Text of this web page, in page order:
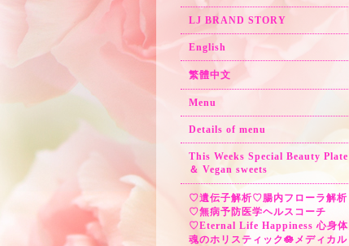
LJ BRAND STORY
English
繁體中文
Menu
Details of menu
This Weeks Special Beauty Plate
＆ Vegan sweets
♡遺伝子解析♡腸内フローラ解析
♡無病予防医学ヘルスコーチ
♡Eternal Life Happiness 心身体
魂のホリスティック🪷メディカル